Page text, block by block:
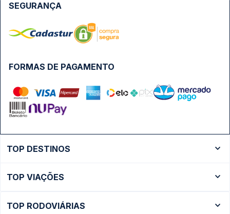
FORMAS DE PAGAMENTO
SEGURANÇA
TOP DESTINOS
Ônibus São Paulo
TOP VIAÇÕES
TOP RODOVIÁRIAS